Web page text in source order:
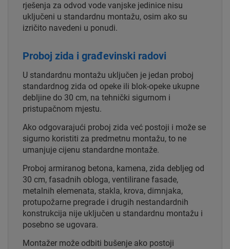
rješenja za odvod vode vanjske jedinice nisu
uključeni u standardnu montažu, osim ako su
izričito navedeni u ponudi.
Proboj zida i građevinski radovi
U standardnu montažu uključen je jedan proboj
standardnog zida od opeke ili blok-opeke ukupne
debljine do 30 cm, na tehnički sigurnom i
pristupačnom mjestu.
Ako odgovarajući proboj zida već postoji i može se
sigurno koristiti za predmetnu montažu, to ne
umanjuje cijenu standardne montaže.
Proboj armiranog betona, kamena, zida debljeg od
30 cm, fasadnih obloga, ventilirane fasade,
metalnih elemenata, stakla, krova, dimnjaka,
protupožarne pregrade i drugih nestandardnih
konstrukcija nije uključen u standardnu montažu i
posebno se ugovara.
Montažer može odbiti bušenje ako postoji